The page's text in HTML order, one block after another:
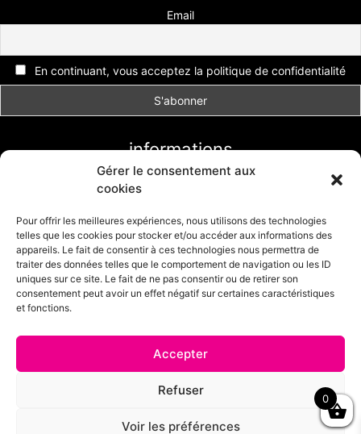
Gérer le consentement aux
cookies
Pour offrir les meilleures expériences, nous utilisons des technologies
telles que les cookies pour stocker et/ou accéder aux informations des
appareils. Le fait de consentir à ces technologies nous permettra de
traiter des données telles que le comportement de navigation ou les ID
uniques sur ce site. Le fait de ne pas consentir ou de retirer son
consentement peut avoir un effet négatif sur certaines caractéristiques
et fonctions.
Accepter
Refuser
Voir les préférences
Email
En continuant, vous acceptez la politique de confidentialité
informations
Conditions générales de vente
Formulaire de retour
Politique de cookies (UE)
© 2025 - Mode Girly - Boutique en ligne réalisée par
CDS création
Découvrez égalementnotre boutique my little cérémonie : robes de
0